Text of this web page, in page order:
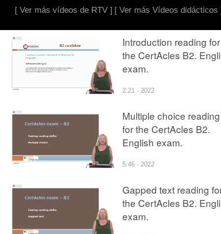
[ Ver más vídeos de RTV ] [ Ver más Vídeos didácticos
Introduction reading for
the CertAcles B2.
exam.
2:21 · 2022
Multiple choice reading
for the CertAcles B2.
English exam.
5:46 · 2022
Gapped text reading
the CertAcles B2.
exam.